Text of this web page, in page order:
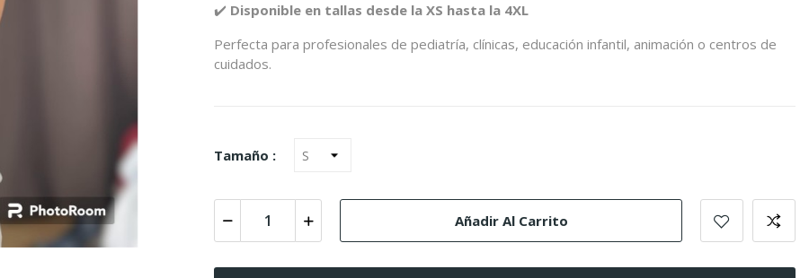
✔️ Disponible en tallas desde la XS hasta la 4XL
Perfecta para profesionales de pediatría, clínicas, educación infantil, animación o centros de
cuidados.
Tamaño :
Añadir Al Carrito